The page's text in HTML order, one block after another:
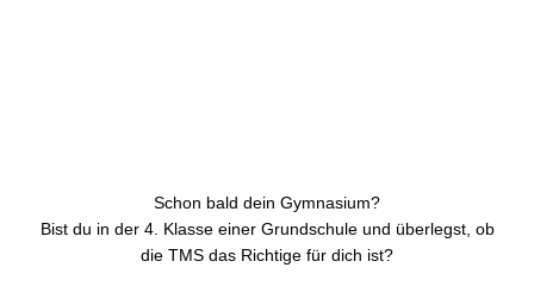
Schon bald dein Gymnasium?
Bist du in der 4. Klasse einer Grundschule und überlegst, ob
die TMS das Richtige für dich ist?